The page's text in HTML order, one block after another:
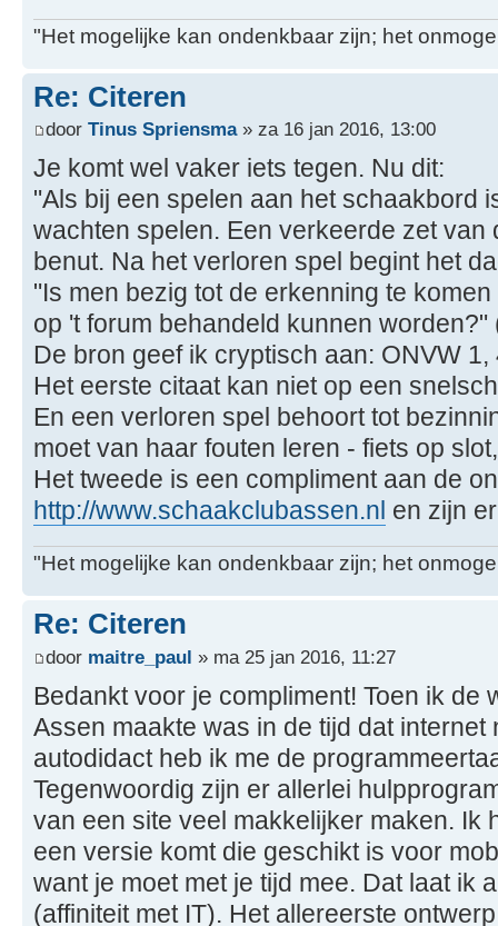
"Het mogelijke kan ondenkbaar zijn; het
Re: Citeren
door Tinus Spriensma» za 16 jan 2016, 13:00
Je komt wel vaker iets tegen. Nu dit:
"Als bij een spelen aan het schaakbord
wachten spelen. Een verkeerde zet
benut. Na het verloren spel begint het
"Is men bezig tot de erkenning te
op 't forum behandeld kunnen worden?"
De bron geef ik cryptisch aan: ONVW
Het eerste citaat kan niet op een
En een verloren spel behoort tot
moet van haar fouten leren - fiets op
Het tweede is een compliment aan de
http://www.schaakclubassen.nl en zijn
"Het mogelijke kan ondenkbaar zijn; het
Re: Citeren
door maitre_paul » ma 25 jan 2016, 11:27
Bedankt voor je compliment! Toen ik de
Assen maakte was in de tijd dat internet
autodidact heb ik me de
Tegenwoordig zijn er allerlei
van een site veel makkelijker maken. Ik
een versie komt die geschikt is voor
want je moet met je tijd mee. Dat laat ik
(affiniteit met IT). Het allereerste